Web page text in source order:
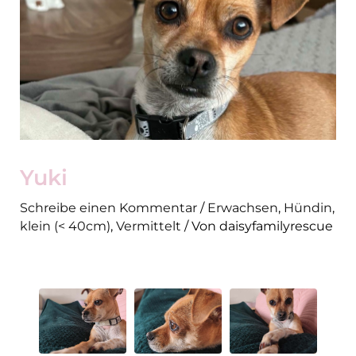
Yuki
Schreibe einen Kommentar / Erwachsen, Hündin,
klein (< 40cm), Vermittelt / Von daisyfamilyrescue